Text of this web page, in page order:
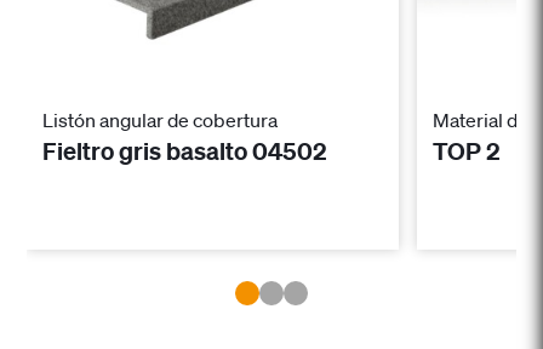
Listón angular de cobertura
Fieltro gris basalto 04502
Material de
TOP 2